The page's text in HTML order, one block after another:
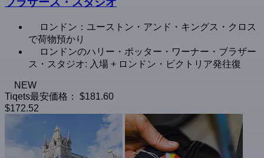
ロンドン：ユーストン・アンド・キングス・クロス
で荷物預かり
ロンドンのハリー・ポッター・ワーナー・ブラザー
ス・スタジオ: 入場 + ロンドン・ビクトリア発往復
NEW
Tiqets最安価格：
$181.60
$172.52